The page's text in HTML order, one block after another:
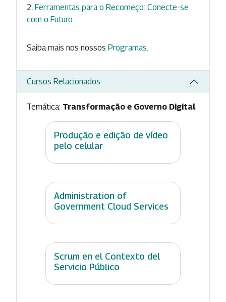
Ferramentas para o Recomeço: Conecte-se
com o Futuro
Saiba mais nos nossos Programas
Cursos Relacionados
Temática: Transformação e Governo Digital
Produção e edição de vídeo
pelo celular
Administration of
Government Cloud Services
Scrum en el Contexto del
Servicio Público